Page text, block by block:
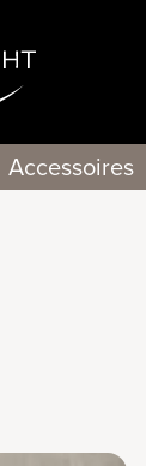
Accessoires